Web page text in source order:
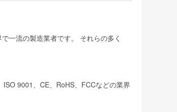
一流の製造業者です。 それらの多く
9001、CE、RoHS、FCCなどの業界